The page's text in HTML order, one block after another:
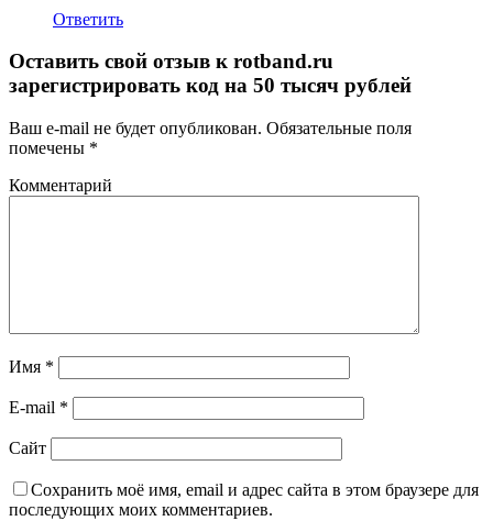
Ответить
Оставить свой отзыв к rotband.ru
зарегистрировать код на 50 тысяч рублей
Ваш e-mail не будет опубликован. Обязательные поля
помечены *
Комментарий
Имя *
E-mail *
Сайт
Сохранить моё имя, email и адрес сайта в этом браузере для
последующих моих комментариев.